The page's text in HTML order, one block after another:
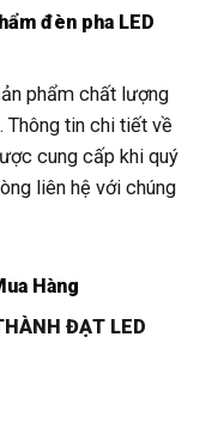
đèn pha LED
phẩm chất lượng
Thông tin chi tiết về
cung cấp khi quý
liên hệ với chúng
Hàng
ĐẠT LED